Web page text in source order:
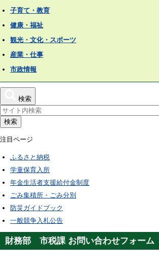
子育て・教育
健康・福祉
観光・文化・スポーツ
産業・仕事
市政情報
検索
検索
注目ページ
ふるさと納税
学童保育入所
年金生活者支援給付金制度
ごみ集積所・ごみ分別
防災ガイドブック
一般競争入札公告
財務部 市税課 お問い合わせフォーム